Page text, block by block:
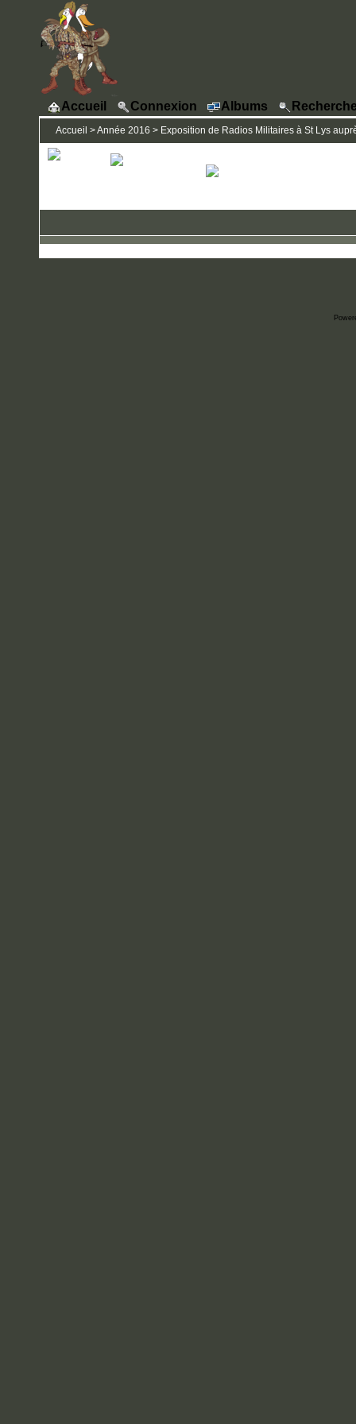
Accueil Connexion Albums
Accueil >Année 2016 > Exposition de Radios Militaires à St Lys